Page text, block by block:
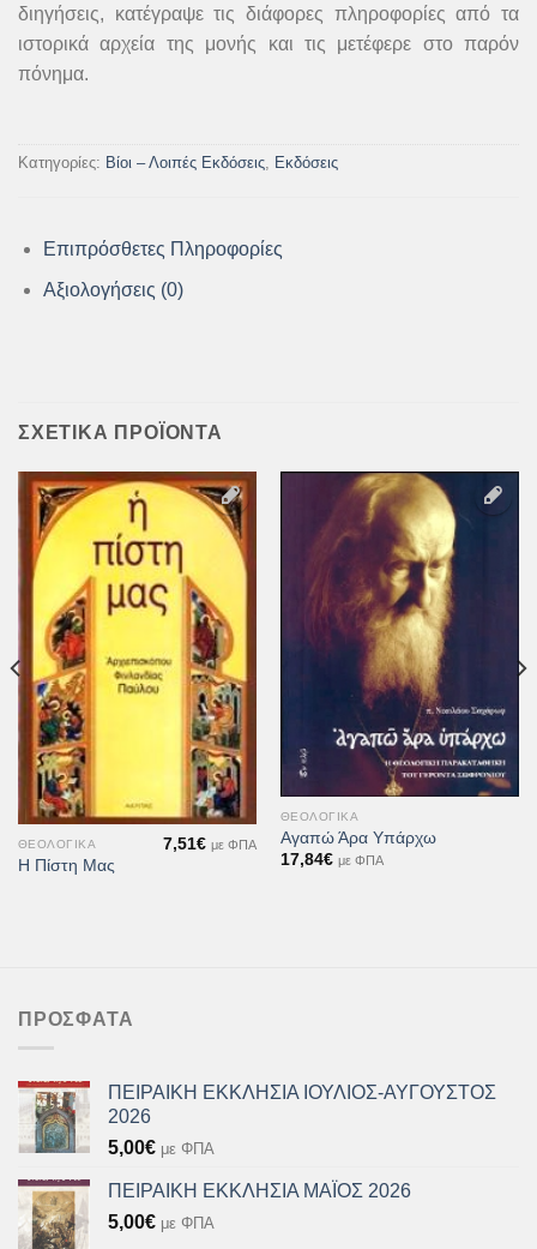
διηγήσεις, κατέγραψε τις διάφορες πληροφορίες από τα
ιστορικά αρχεία της μονής και τις μετέφερε στο παρόν
πόνημα.
Κατηγορίες: Βίοι – Λοιπές Εκδόσεις Εκδόσεις
Επιπρόσθετες Πληροφορίες
Αξιολογήσεις (0)
ΣΧΕΤΙΚΆ ΠΡΟΪΌΝΤΑ
Προσθήκη
στη Λίστα
Επιθυμιών
ΘΕΟΛΟΓΙΚΆ
Η Πίστη Μας
7,51€ με ΦΠΑ
Προσθήκη
στη Λίστα
Επιθυμιών
ΘΕΟΛΟΓΙΚΆ
Αγαπώ Άρα Υπάρχω
17,84€ με ΦΠΑ
ΠΡΌΣΦΑΤΑ
ΠΕΙΡΑΙΚΗ ΕΚΚΛΗΣΙΑ ΙΟΥΛΙΟΣ-ΑΥΓΟΥΣΤΟΣ
2026
5,00€ με ΦΠΑ
ΠΕΙΡΑΙΚΗ ΕΚΚΛΗΣΙΑ ΜΑΪΟΣ 2026
5,00€ με ΦΠΑ